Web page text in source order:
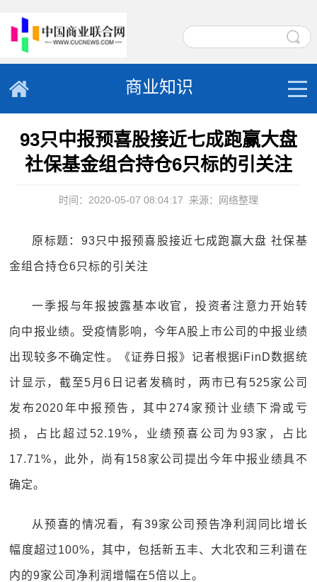
商业知识
93只中报预喜股接近七成跑赢大盘
社保基金组合持仓6只标的引关注
时间：2020-05-07 08:04:17 来源：网络整理
原标题：93只中报预喜股接近七成跑赢大盘 社保基
金组合持仓6只标的引关注
一季报与年报披露基本收官，投资者注意力开始转
向中报业绩。受疫情影响，今年A股上市公司的中报业绩
出现较多不确定性。《证券日报》记者根据iFinD数据统
计显示，截至5月6日记者发稿时，两市已有525家公司
发布2020年中报预告，其中274家预计业绩下滑或亏
损，占比超过52.19%，业绩预喜公司为93家，占比
17.71%，此外，尚有158家公司提出今年中报业绩具不
确定。
从预喜的情况看，有39家公司预告净利润同比增长
幅度超过100%，其中，包括新五丰、大北农和三利谱在
内的9家公司净利润增幅在5倍以上。